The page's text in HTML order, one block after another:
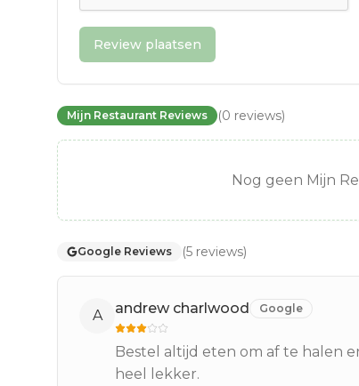
Review plaatsen
Mijn Restaurant Reviews (0 reviews)
Nog geen Mijn
Google Reviews (5 reviews)
A andrew charlwood Google
Bestel altijd eten om af te halen
heel lekker.